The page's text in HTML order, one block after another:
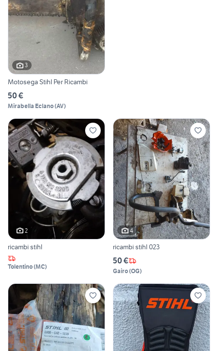
3
Motosega Stihl Per Ricambi
50 €
Mirabella Eclano(AV)
2
ricambi stihl
Tolentino(MC)
4
ricambi stihl 023
50 €
Gairo(OG)